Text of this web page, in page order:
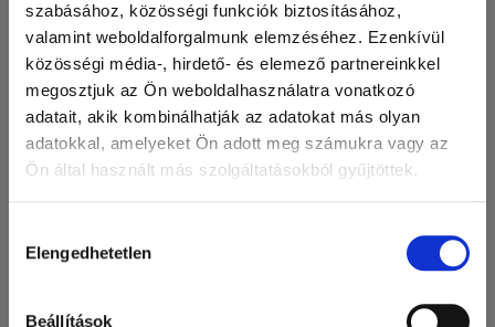
szabásához, közösségi funkciók biztosításához,
valamint weboldalforgalmunk elemzéséhez. Ezenkívül
közösségi média-, hirdető- és elemező partnereinkkel
megosztjuk az Ön weboldalhasználatra vonatkozó
adatait, akik kombinálhatják az adatokat más olyan
adatokkal, amelyeket Ön adott meg számukra vagy az
Ön által használt más szolgáltatásokból gyűjtöttek.
kiválasztása
Elengedhetetlen
Beállítások
Műanyag-, papír- és vászon expediáló tasakok, táskák,